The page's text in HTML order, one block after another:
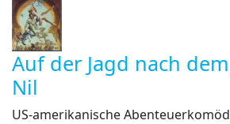
Auf der Jagd nach
Nil
US-amerikanische